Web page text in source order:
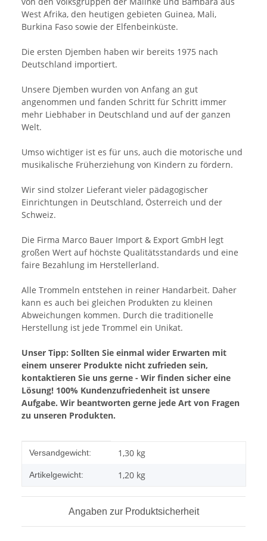
West Afrika, den heutigen gebieten Guinea, Mali,
Burkina Faso sowie der Elfenbeinküste.
Die ersten Djemben haben wir bereits 1975 nach
Deutschland importiert.
Unsere Djemben wurden von Anfang an gut
angenommen und fanden Schritt für Schritt immer
mehr Liebhaber in Deutschland und auf der ganzen
Welt.
Umso wichtiger ist es für uns, auch die motorische und
musikalische Früherziehung von Kindern zu fördern.
Wir sind stolzer Lieferant vieler pädagogischer
Einrichtungen in Deutschland, Österreich und der
Schweiz.
Die Firma Marco Bauer Import & Export GmbH legt
großen Wert auf höchste Qualitätsstandards und eine
faire Bezahlung im Herstellerland.
Alle Trommeln entstehen in reiner Handarbeit. Daher
kann es auch bei gleichen Produkten zu kleinen
Abweichungen kommen. Durch die traditionelle
Herstellung ist jede Trommel ein Unikat.
Unser Tipp: Sollten Sie einmal wider Erwarten mit
einem unserer Produkte nicht zufrieden sein,
kontaktieren Sie uns gerne - Wir finden sicher eine
Lösung! 100% Kundenzufriedenheit ist unsere
Aufgabe. Wir beantworten gerne jede Art von Fragen
zu unseren Produkten.
Produkteigenschaft
Wert
Versandgewicht: 1,30 kg
Artikelgewicht: 1,20 kg
Angaben zur Produktsicherheit